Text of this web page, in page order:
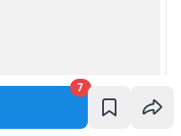
7